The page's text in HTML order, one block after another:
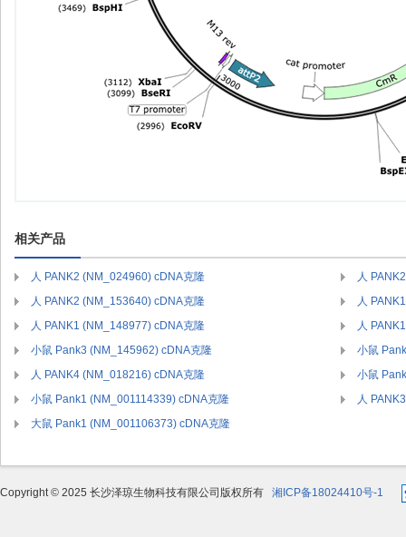
相关产品
人 PANK2 (NM_024960) cDNA克隆
人
人 PANK2 (NM_153640) cDNA克隆
人
人 PANK1 (NM_148977) cDNA克隆
人
小鼠 Pank3 (NM_145962) cDNA克隆
小鼠
人 PANK4 (NM_018216) cDNA克隆
小鼠
小鼠 Pank1 (NM_001114339) cDNA克隆
人
大鼠 Pank1 (NM_001106373) cDNA克隆
Copyright © 2025 长沙泽琼生物科技有限公司版权所有 湘ICP备18024410号-1